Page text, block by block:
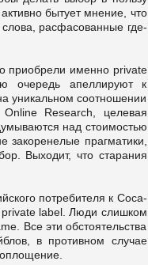
бытует мнение, что
расфасованные где-
приобрели именно private
очередь апеллируют к
уникальном соотношении
Research, целевая
над стоимостью
закоренелые прагматики,
Выходит, что старания
потребителя к Coca-
private label. Люди слишком
Все эти обстоятельства
в противном случае